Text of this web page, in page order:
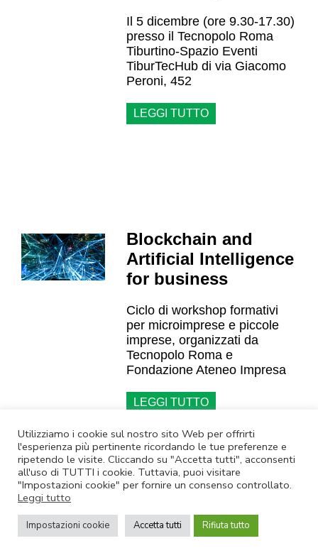
Utilizziamo i cookie sul nostro sito Web per offrirti
l'esperienza più pertinente ricordando le tue preferenze e
ripetendo le visite. Cliccando su "Accetta tutti", acconsenti
all'uso di TUTTI i cookie. Tuttavia, puoi visitare
"Impostazioni cookie" per fornire un consenso controllato.
Leggi tutto
Impostazioni cookie Accetta tutti Rifiuta tutto
Il 5 dicembre (ore 9.30-17.30)
presso il Tecnopolo Roma
Tiburtino-Spazio Eventi
TiburTecHub di via Giacomo
Peroni, 452
LEGGI TUTTO
Blockchain and
Artificial Intelligence
for business
Ciclo di workshop formativi
per microimprese e piccole
imprese, organizzati da
Tecnopolo Roma e
Fondazione Ateneo Impresa
LEGGI TUTTO
Dalla Regione